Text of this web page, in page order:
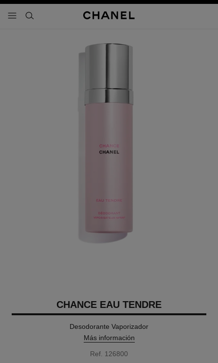
- navegación principal
buscar
CHANCE EAU TENDRE
Desodorante Vaporizador
Más información
Ref. 126800